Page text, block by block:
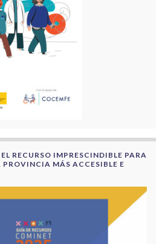
RECURSO IMPRESCINDIBLE PARA
MÁS ACCESIBLE E